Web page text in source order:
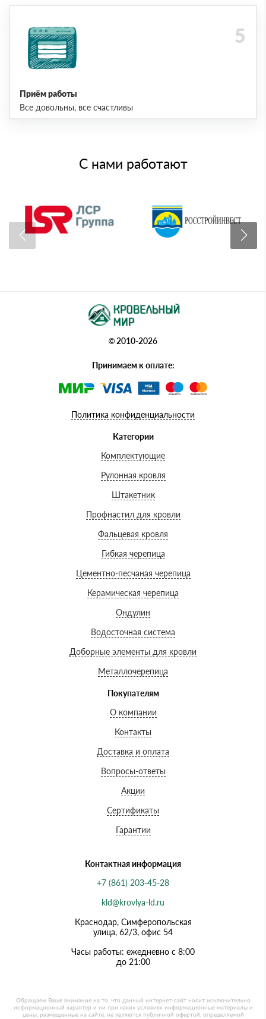
Приём работы
Все довольны, все счастливы
С нами работают
© 2010-2026
Принимаем к оплате:
Политика конфиденциальности
Категории
Комплектующие
Рулонная кровля
Штакетник
Профнастил для кровли
Фальцевая кровля
Гибкая черепица
Цементно-песчаная черепица
Керамическая черепица
Ондулин
Водосточная система
Доборные элементы для кровли
Металлочерепица
Покупателям
О компании
Контакты
Доставка и оплата
Вопросы-ответы
Акции
Сертификаты
Гарантии
Контактная информация
+7 (861) 203-45-28
kld@krovlya-ld.ru
Краснодар, Симферопольская
улица, 62/3, офис 54
Часы работы: ежедневно с 8:00
до 21:00